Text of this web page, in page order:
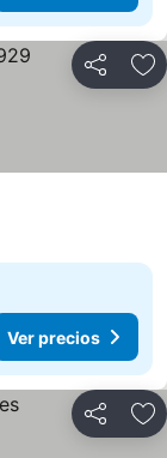
Compartir
Ver precios
Compartir